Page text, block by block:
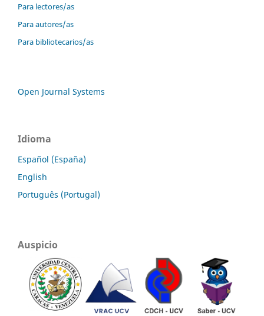
Para lectores/as
Para autores/as
Para bibliotecarios/as
Open Journal Systems
Idioma
Español (España)
English
Português (Portugal)
Auspicio